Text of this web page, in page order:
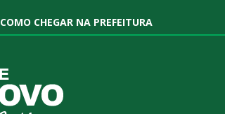
COMO CHEGAR NA PREFEITURA